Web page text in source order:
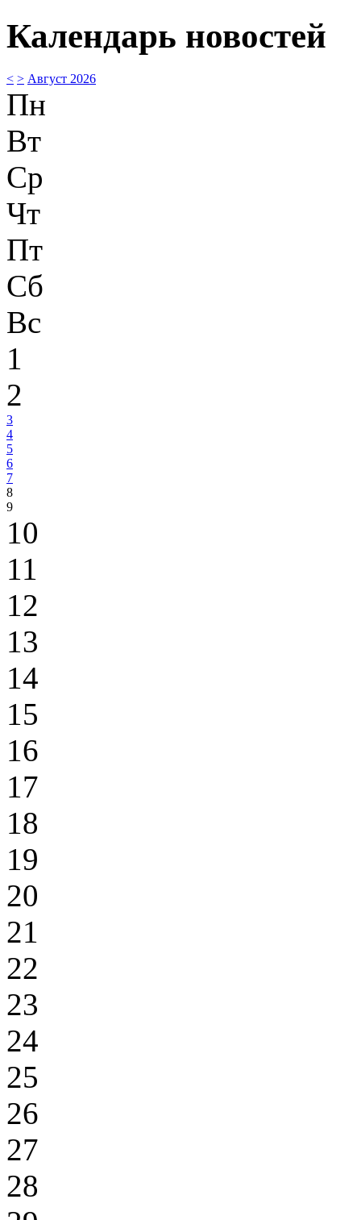
Календарь новостей
< > Август 2026
Пн
Вт
Ср
Чт
Пт
Сб
Вс
1
2
3
4
5
6
7
8
9
10
11
12
13
14
15
16
17
18
19
20
21
22
23
24
25
26
27
28